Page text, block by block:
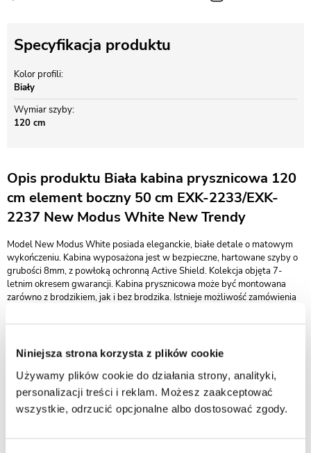
Niniejsza strona korzysta z plików cookie
Używamy plików cookie do działania strony, analityki,
personalizacji treści i reklam. Możesz zaakceptować
wszystkie, odrzucić opcjonalne albo dostosować zgody.
Specyfikacja produktu
Kolor profili
Biały
Wymiar szyby
120 cm
Opis produktu Biała kabina prysznicowa 120
cm element boczny 50 cm EXK-2233/EXK-
2237 New Modus White New Trendy
​Model New Modus White posiada eleganckie, białe detale o matowym
wykończeniu. Kabina wyposażona jest w bezpieczne, hartowane szyby o
grubości 8mm, z powłoką ochronną Active Shield. Kolekcja objęta 7-
letnim okresem gwarancji. Kabina prysznicowa może być montowana
zarówno z brodzikiem, jak i bez brodzika. Istnieje możliwość zamówienia
wys.)
Szkło przeźroczyste o grubości 8 mm
Może zostać zamontowana jako lewa lub prawa
Białe matowe wykończenie
Regulacja przyścienna